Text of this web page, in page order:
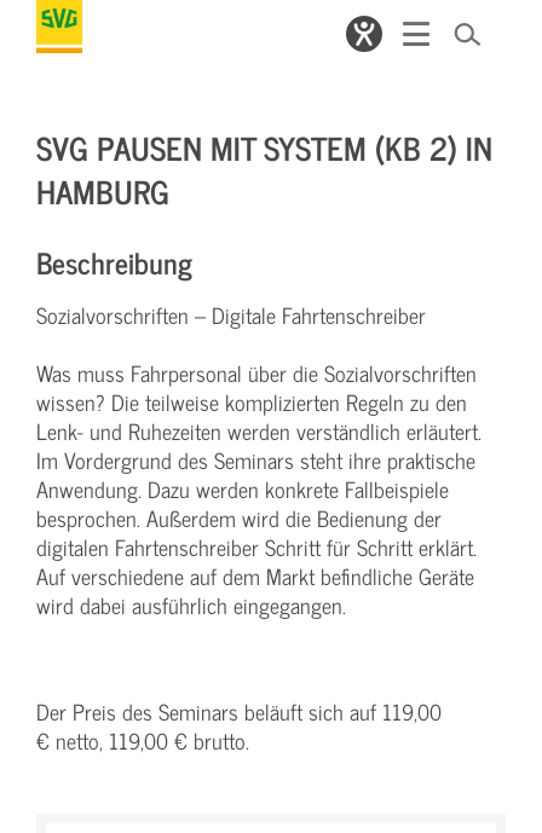
SVG PAUSEN MIT SYSTEM (KB 2) IN
HAMBURG
Beschreibung
Sozialvorschriften – Digitale Fahrtenschreiber
Was muss Fahrpersonal über die Sozialvorschriften
wissen? Die teilweise komplizierten Regeln zu den
Lenk- und Ruhezeiten werden verständlich erläutert.
Im Vordergrund des Seminars steht ihre praktische
Anwendung. Dazu werden konkrete Fallbeispiele
besprochen. Außerdem wird die Bedienung der
digitalen Fahrtenschreiber Schritt für Schritt erklärt.
Auf verschiedene auf dem Markt befindliche Geräte
wird dabei ausführlich eingegangen.
Der Preis des Seminars beläuft sich auf 119,00
€ netto, 119,00 € brutto.